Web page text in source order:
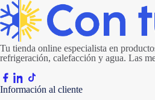
Tu tienda online especialista en
refrigeración, calefacción y agua. Las
Información al cliente